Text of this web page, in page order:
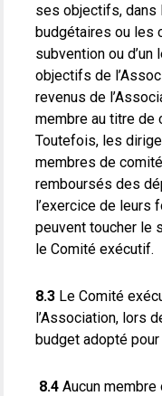
ses objectifs,
budgétaires ou les
subvention ou
objectifs de
revenus de
membre au titre de
Toutefois, les
membres de
remboursés des
l’exercice de leurs
peuvent toucher le
le Comité exécutif.
8.3 Le Comité
l’Association, lors
budget adopté
8.4 Aucun